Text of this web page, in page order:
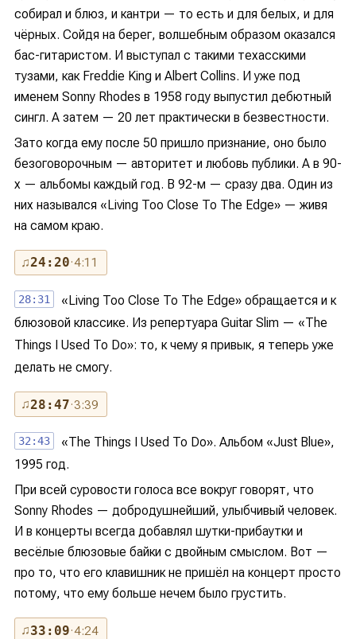
собирал и блюз, и кантри — то есть и для белых, и для
чёрных. Сойдя на берег, волшебным образом оказался
бас-гитаристом. И выступал с такими техасскими
тузами, как Freddie King и Albert Collins. И уже под
именем Sonny Rhodes в 1958 году выпустил дебютный
сингл. А затем — 20 лет практически в безвестности.
Зато когда ему после 50 пришло признание, оно было
безоговорочным — авторитет и любовь публики. А в 90-
х — альбомы каждый год. В 92-м — сразу два. Один из
них назывался «Living Too Close To The Edge» — живя
на самом краю.
♫24:20· 4:11
28:31
«Living Too Close To The Edge» обращается и к
блюзовой классике. Из репертуара Guitar Slim — «The
Things I Used To Do»: то, к чему я привык, я теперь уже
делать не смогу.
♫28:47· 3:39
32:43
«The Things I Used To Do». Альбом «Just Blue»,
1995 год.
При всей суровости голоса все вокруг говорят, что
Sonny Rhodes — добродушнейший, улыбчивый человек.
И в концерты всегда добавлял шутки-прибаутки и
весёлые блюзовые байки с двойным смыслом. Вот —
про то, что его клавишник не пришёл на концерт просто
потому, что ему больше нечем было грустить.
♫33:09· 4:24